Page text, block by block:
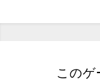
このゲ